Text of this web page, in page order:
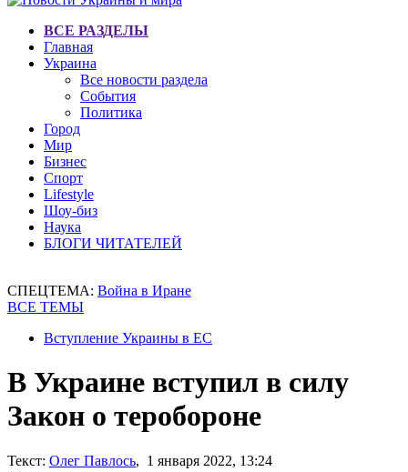
ВСЕ РАЗДЕЛЫ
Главная
Украина
Все новости раздела
События
Политика
Город
Мир
Бизнес
Спорт
Lifestyle
Шоу-биз
Наука
БЛОГИ ЧИТАТЕЛЕЙ
СПЕЦТЕМА: Война в Иране
ВСЕ ТЕМЫ
Вступление Украины в ЕС
В Украине вступил в силу
Закон о теробороне
Текст: Олег Павлось, 1 января 2022, 13:24